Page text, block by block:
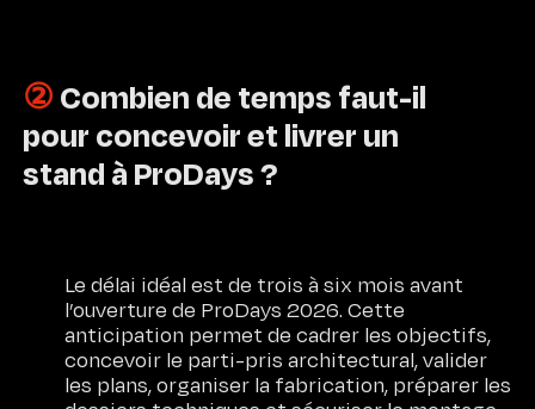
② Combien de temps faut-il
pour concevoir et livrer un
stand à ProDays ?
Le délai idéal est de trois à six mois avant
l’ouverture de ProDays 2026. Cette
anticipation permet de cadrer les objectifs,
concevoir le parti-pris architectural, valider
les plans, organiser la fabrication, préparer les